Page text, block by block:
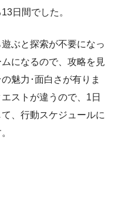
日間でした。
ぶと探索が不要になっ
になるので、攻略を見
魅力･面白さが有りま
ストが違うので、1日
、行動スケジュールに